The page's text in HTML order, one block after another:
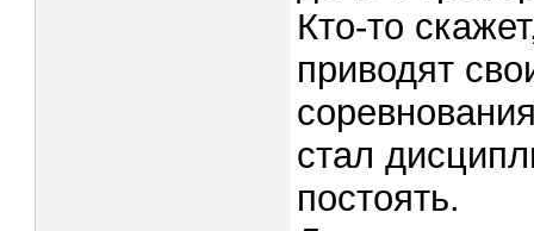
Кто-то
приводят
стал
постоять.